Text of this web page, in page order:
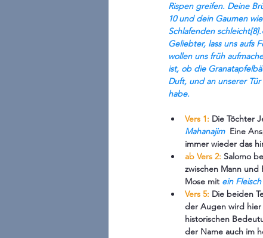
Rispen greifen. Deine
10 und dein Gaumen
Schlafenden
Geliebter, lass uns aufs
wollen uns früh
ist, ob die
Duft, und an unserer
habe.
Vers 1: Die Töchter
Mahanajim Eine
immer wieder das
ab Vers 2: Salomo
zwischen Mann und
Mose mit ein
Vers 5: Die beiden
der Augen wird
historischen
der Name auch im